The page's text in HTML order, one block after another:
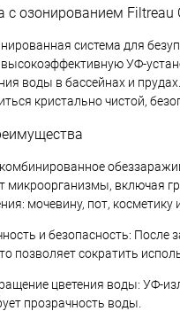
с озонированием
система для
УФ-
воды в бассейнах и
кристально чистой,
микроорганизмы, включая
мочевину, пот,
и безопасность:
позволяет сократить
цветения воды: УФ-
прозрачность воды.